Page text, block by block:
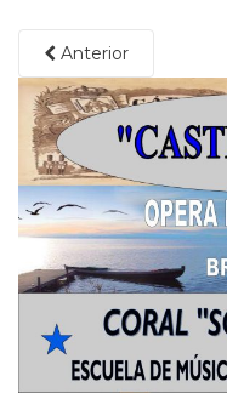
Anterior